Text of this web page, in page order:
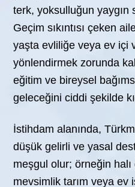
terk, yoksulluğun yaygın
Geçim sıkıntısı çeken
yaşta evliliğe veya ev içi
yönlendirmek zorunda
eğitim ve bireysel
geleceğini ciddi şekilde
İstihdam alanında,
düşük gelirli ve yasal
meşgul olur; örneğin
mevsimlik tarım veya ev